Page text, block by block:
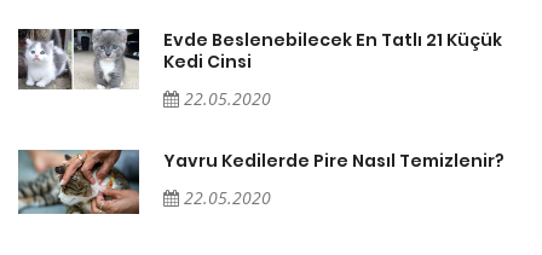
Evde Beslenebilecek En Tatlı 21 Küçük
Kedi Cinsi
22.05.2020
Yavru Kedilerde Pire Nasıl Temizlenir?
22.05.2020